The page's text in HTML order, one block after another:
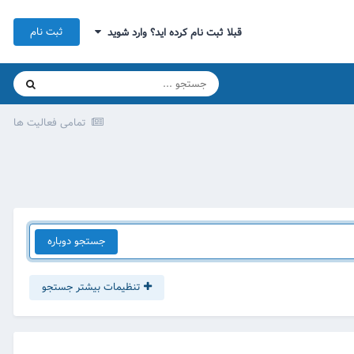
قبلا ثبت نام کرده اید؟ وارد شوید ثبت نام
تمامی فعالیت ها
جستجو دوباره
تنظیمات بیشتر جستجو